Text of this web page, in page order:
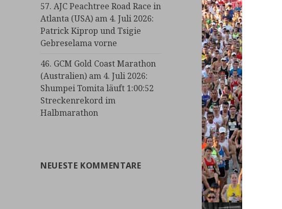
57. AJC Peachtree Road Race in
Atlanta (USA) am 4. Juli 2026:
Patrick Kiprop und Tsigie
Gebreselama vorne
46. GCM Gold Coast Marathon
(Australien) am 4. Juli 2026:
Shumpei Tomita läuft 1:00:52
Streckenrekord im
Halbmarathon
NEUESTE KOMMENTARE